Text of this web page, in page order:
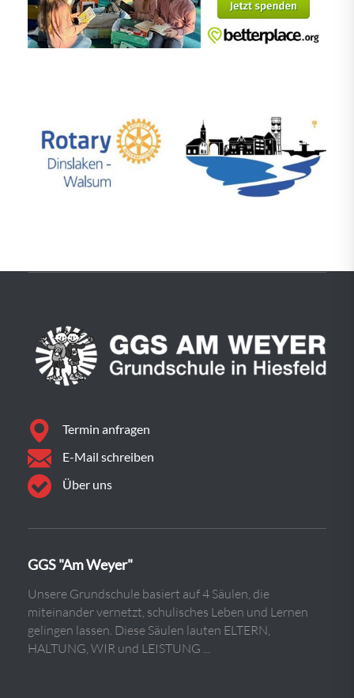
Termin anfragen
E-Mail schreiben
Über uns
GGS "Am Weyer"
Unsere Grundschule basiert auf 4 Säulen, die
miteinander vernetzt, schulisches Leben und Lernen
gelingen lassen. Diese Säulen lauten ELTERN,
HALTUNG, WIR und LEISTUNG ...